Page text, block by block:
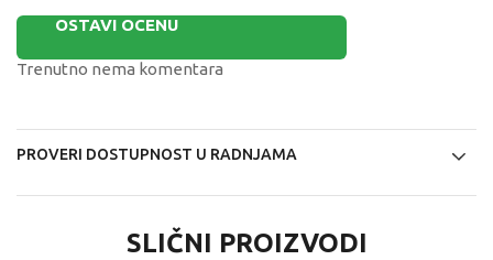
OSTAVI OCENU
Trenutno nema komentara
PROVERI DOSTUPNOST U RADNJAMA
SLIČNI PROIZVODI